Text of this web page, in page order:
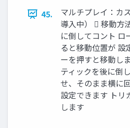
45.
マルチプレイ：カ
導入中）  移動方
に倒してコント ロ
ると移動位置が 設
ーを押すと移動し
ティックを後に倒
せ、そのまま横に
設定できます トリ
します